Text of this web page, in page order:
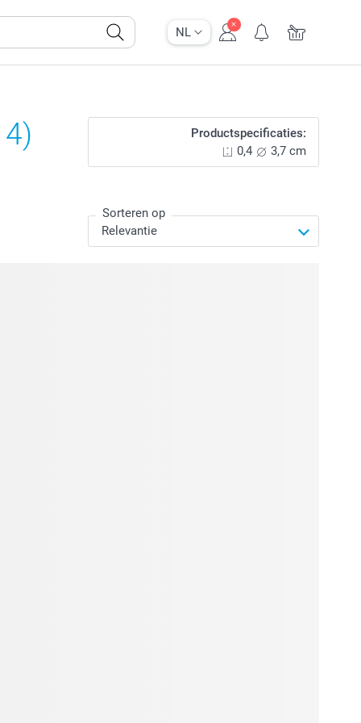
NL
Productspecificaties:
0,4
3,7 cm
Sorteren op